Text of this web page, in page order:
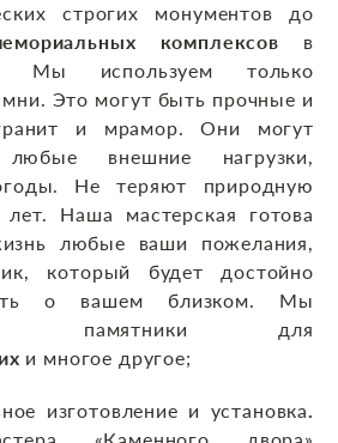
строгих монументов до
комплексов в
Мы используем только
Это могут быть прочные и
и мрамор. Они могут
любые внешние нагрузки,
Не теряют природную
лет. Наша мастерская готова
любые ваши пожелания,
который будет достойно
о вашем близком. Мы
памятники для
и многое другое;
изготовление и установка.